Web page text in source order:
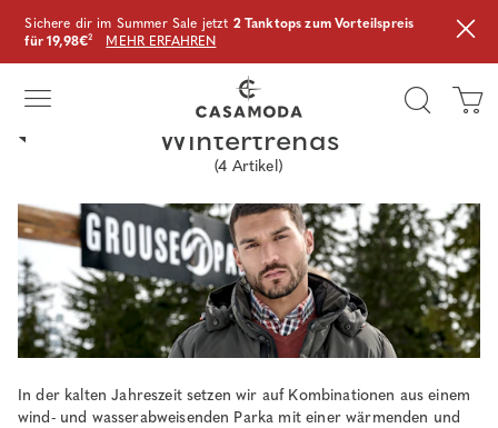
Sichere dir im Summer Sale jetzt 2 Tanktops zum Vorteilspreis
für 19,98€² MEHR ERFAHREN
Wintertrends
(4 Artikel)
In der kalten Jahreszeit setzen wir auf Kombinationen aus einem
wind- und wasserabweisenden Parka mit einer wärmenden und